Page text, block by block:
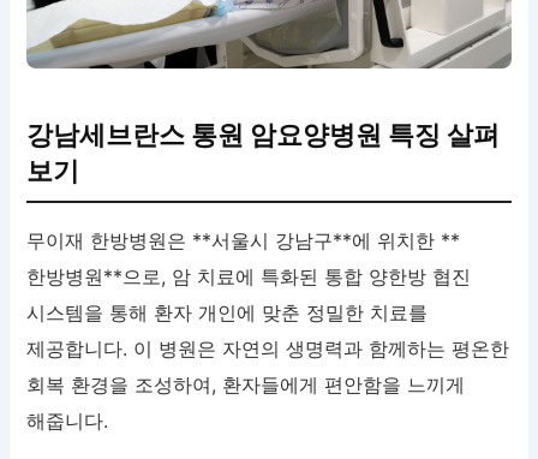
강남세브란스 통원 암요양병원 특징 살펴
보기
무이재 한방병원은 **서울시 강남구**에 위치한 **
한방병원**으로, 암 치료에 특화된 통합 양한방 협진
시스템을 통해 환자 개인에 맞춘 정밀한 치료를
제공합니다. 이 병원은 자연의 생명력과 함께하는 평온한
회복 환경을 조성하여, 환자들에게 편안함을 느끼게
해줍니다.